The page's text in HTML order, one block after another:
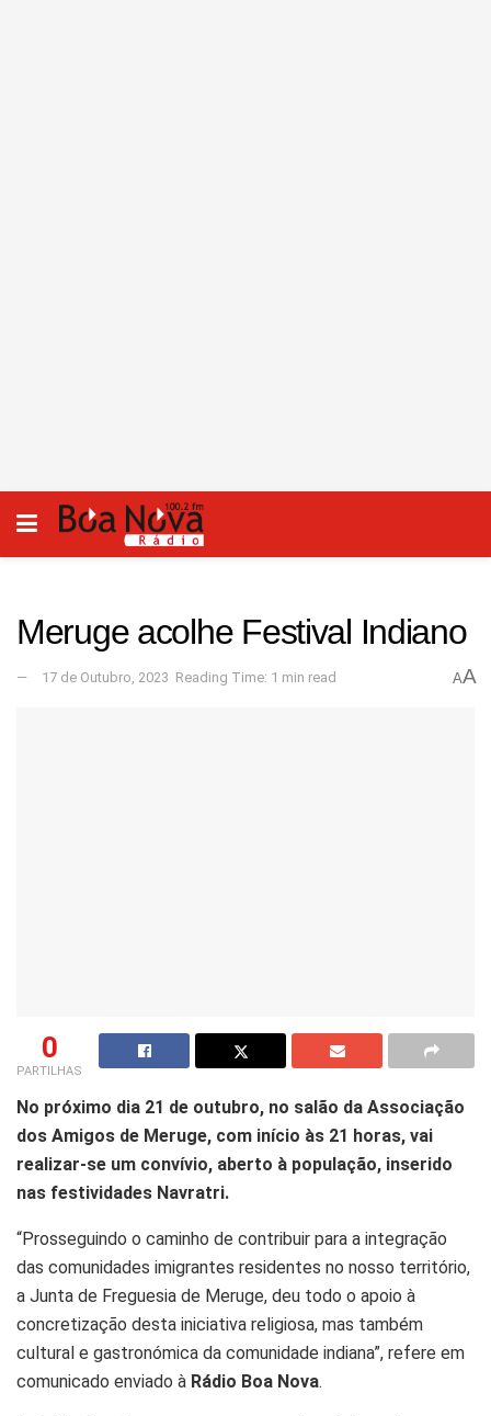
Meruge acolhe Festival Indiano
17 de Outubro, 2023 Reading Time: 1 min read AA
0
PARTILHAS
No próximo dia 21 de outubro, no salão da Associação
dos Amigos de Meruge, com início às 21 horas, vai
realizar-se um convívio, aberto à população, inserido
nas festividades Navratri.
“Prosseguindo o caminho de contribuir para a integração
das comunidades imigrantes residentes no nosso território,
a Junta de Freguesia de Meruge, deu todo o apoio à
concretização desta iniciativa religiosa, mas também
cultural e gastronómica da comunidade indiana”, refere em
comunicado enviado à Rádio Boa Nova.